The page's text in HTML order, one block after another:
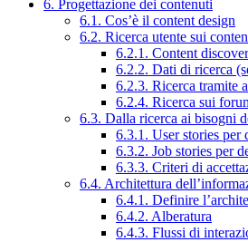
6. Progettazione dei contenuti
6.1. Cos’è il content design
6.2. Ricerca utente sui
6.2.1. Content
6.2.2. Dati di ricerca
6.2.3. Ricerca tramite
6.2.4. Ricerca sui
6.3. Dalla ricerca ai bisogni
6.3.1. User stories per
6.3.2. Job stories per
6.3.3. Criteri di
6.4. Architettura
6.4.1. Definire
6.4.2. Alberatura
6.4.3. Flussi di